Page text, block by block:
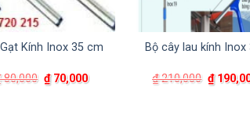
Kính Inox 35 cm
80,000 Giá
gốc
₫70,000Giá
Bộ cây lau kính Inox
₫210,000 Giá
gốc
₫